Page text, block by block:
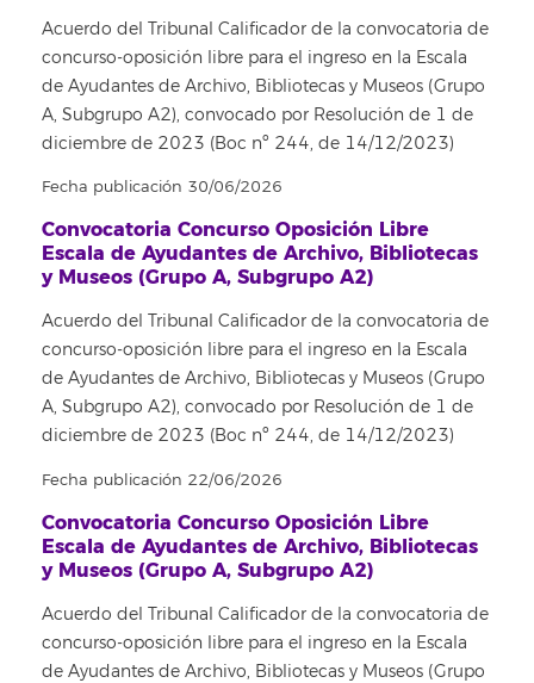
Acuerdo del Tribunal Calificador de la convocatoria de
concurso-oposición libre para el ingreso en la Escala
de Ayudantes de Archivo, Bibliotecas y Museos (Grupo
A, Subgrupo A2), convocado por Resolución de 1 de
diciembre de 2023 (Boc nº 244, de 14/12/2023)
Fecha publicación 30/06/2026
Convocatoria Concurso Oposición Libre
Escala de Ayudantes de Archivo, Bibliotecas
y Museos (Grupo A, Subgrupo A2)
Acuerdo del Tribunal Calificador de la convocatoria de
concurso-oposición libre para el ingreso en la Escala
de Ayudantes de Archivo, Bibliotecas y Museos (Grupo
A, Subgrupo A2), convocado por Resolución de 1 de
diciembre de 2023 (Boc nº 244, de 14/12/2023)
Fecha publicación 22/06/2026
Convocatoria Concurso Oposición Libre
Escala de Ayudantes de Archivo, Bibliotecas
y Museos (Grupo A, Subgrupo A2)
Acuerdo del Tribunal Calificador de la convocatoria de
concurso-oposición libre para el ingreso en la Escala
de Ayudantes de Archivo, Bibliotecas y Museos (Grupo